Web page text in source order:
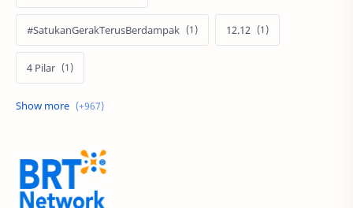
#SatukanGerakTerusBerdampak 12.12
4 Pilar
60 Tahun
Acer Edu Tech 2024